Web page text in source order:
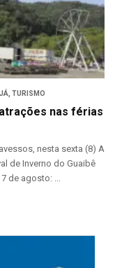
, TURISMO
nas férias
nesta sexta (8) A
de Inverno do Guaibê
de agosto: ...